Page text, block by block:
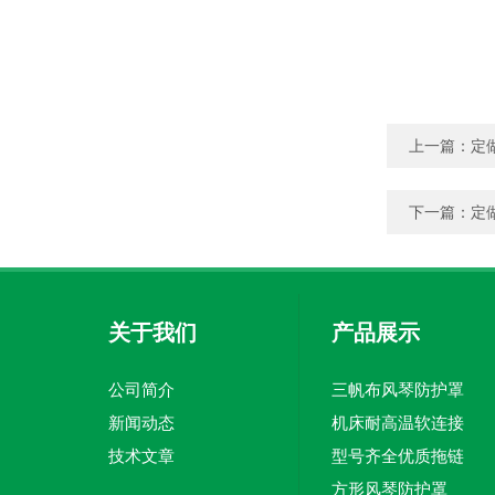
上一篇： 定
下一篇： 定
关于我们
公司简介
新闻动态
技术文章
产品展示
三帆布风琴防护罩
机床耐高温软连接
型号齐全优质拖链
方形风琴防护罩